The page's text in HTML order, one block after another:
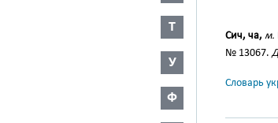
Т
У
Ф
Сич, ча, м.
№ 13067.
Словарь